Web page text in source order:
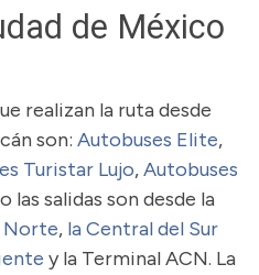
de México
realizan la ruta desde
son: Autobuses Elite,
Turistar Lujo,Autobuses
las salidas son desde la
Norte, la Central del Sur
y la Terminal ACN. La